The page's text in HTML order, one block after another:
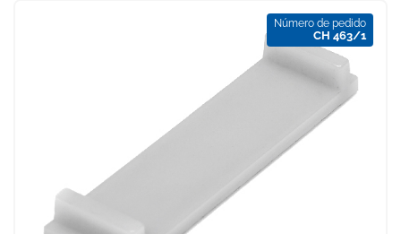
Número de pedido
CH 463/1